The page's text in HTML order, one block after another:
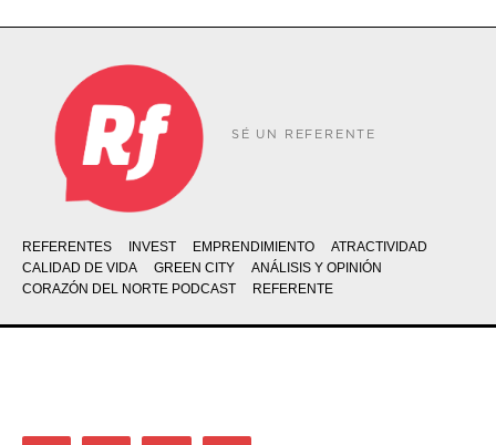
SÉ UN REFERENTE
REFERENTES INVEST EMPRENDIMIENTO
ATRACTIVIDAD
CALIDAD DE VIDA
GREEN CITY
ANÁLISIS Y OPINIÓN
CORAZÓN DEL NORTE PODCAST
REFERENTE